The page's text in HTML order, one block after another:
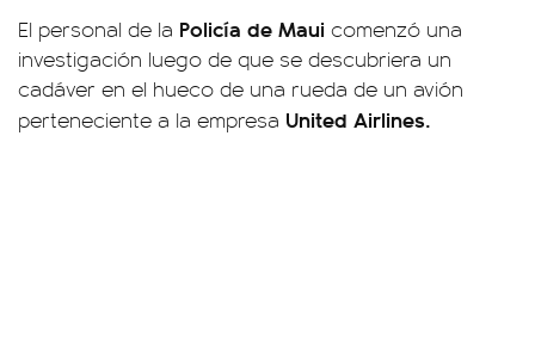
El personal de la Policía de Maui comenzó una
investigación luego de que se descubriera un
cadáver en el hueco de una rueda de un avión
perteneciente a la empresa United Airlines.